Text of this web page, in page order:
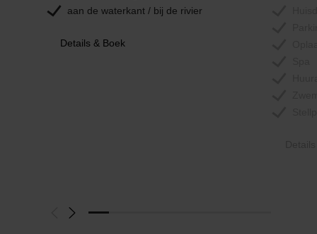
aan de waterkant / bij de rivier
Details & Boek